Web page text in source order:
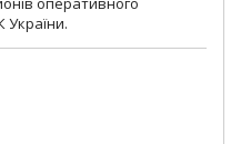
України.